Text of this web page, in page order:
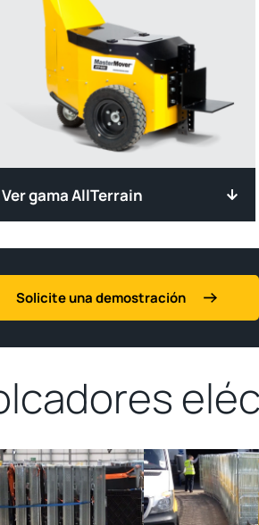
Ver gama AllTerrain
Solicite una demostración